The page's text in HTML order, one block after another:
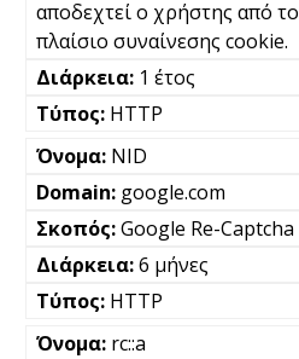
αποδεχτεί ο χρήστης από το
πλαίσιο συναίνεσης cookie.
1 έτος
HTTP
NID
google.com
Google Re-Captcha
6 μήνες
HTTP
rc::a